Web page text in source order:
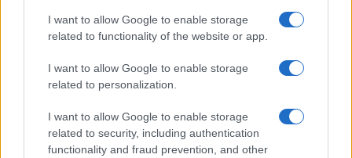
I want to allow Google to enable storage
related to functionality of the website or app.
I want to allow Google to enable storage
related to personalization.
I want to allow Google to enable storage
related to security, including authentication
functionality and fraud prevention, and other